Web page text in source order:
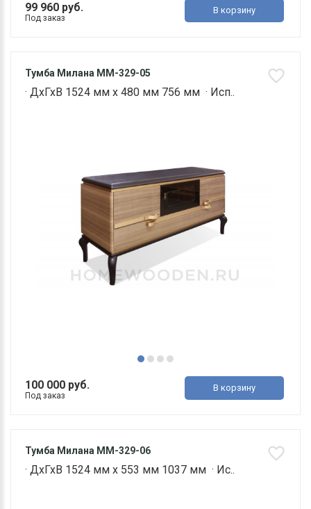
99 960 руб.
Под заказ
В корзину
Тумба Милана ММ-329-05
· ДхГхВ 1524 мм х 480 мм 756 мм · Исп..
100 000 руб.
Под заказ
В корзину
Тумба Милана ММ-329-06
· ДхГхВ 1524 мм х 553 мм 1037 мм · Ис..